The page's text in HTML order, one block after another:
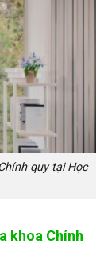
quy tại Học
khoa Chính